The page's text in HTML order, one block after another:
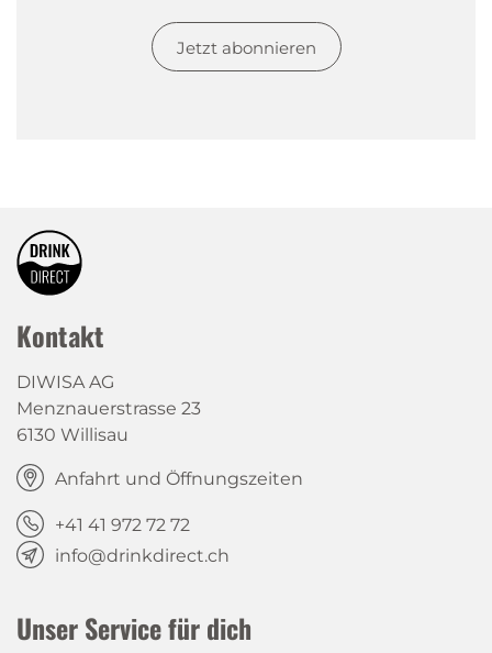
Jetzt abonnieren
Kontakt
DIWISA AG
Menznauerstrasse 23
6130 Willisau
Anfahrt und Öffnungszeiten
+41 41 972 72 72
info@drinkdirect.ch
Unser Service für dich